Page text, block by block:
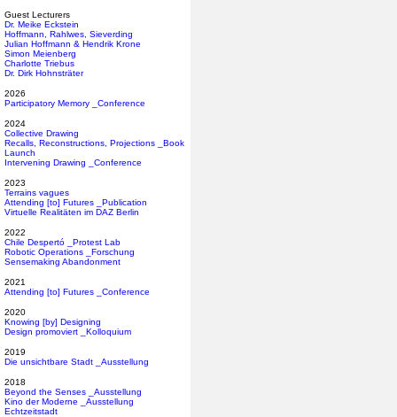
Guest Lecturers
Dr. Meike Eckstein
Hoffmann, Rahlwes, Sieverding
Julian Hoffmann & Hendrik Krone
Simon Meienberg
Charlotte Triebus
Dr. Dirk Hohnsträter
2026
Participatory Memory _Conference
2024
Collective Drawing
Recalls, Reconstructions, Projections _Book
Launch
Intervening Drawing _Conference
2023
Terrains vagues
Attending [to] Futures _Publication
Virtuelle Realitäten im DAZ Berlin
2022
Chile Despertó _Protest Lab
Robotic Operations _Forschung
Sensemaking Abandonment
2021
Attending [to] Futures _Conference
2020
Knowing [by] Designing
Design promoviert _Kolloquium
2019
Die unsichtbare Stadt _Ausstellung
2018
Beyond the Senses _Ausstellung
Kino der Moderne _Ausstellung
Echtzeitstadt